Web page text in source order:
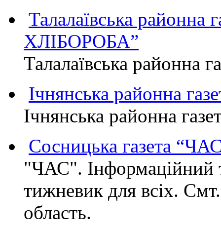
Талалаївська
ХЛІБОРОБА”
Талалаївська
Ічнянська районна
Ічнянська районна
Сосницька газета
"ЧАС". Інформаційний
тижневик для всіх.
область.